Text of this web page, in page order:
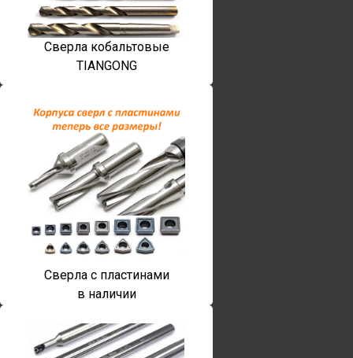
Сверла кобальтовые
TIANGONG
Сверла с пластинами
в наличии